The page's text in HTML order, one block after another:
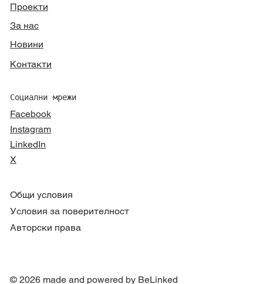
Проекти
За нас
Новини
Контакти
Социални мрежи
Facebook
Instagram
LinkedIn
X
Общи условия
Условия за поверителност
Авторски права
© 2026 made and powered by BeLinked